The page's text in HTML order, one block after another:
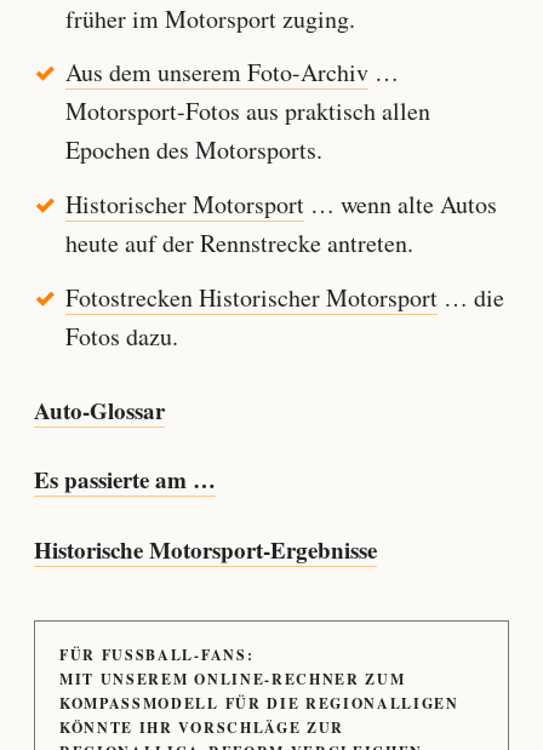
früher im Motorsport zuging.
Aus dem unserem Foto-Archiv…
Motorsport-Fotos aus praktisch allen
Epochen des Motorsports.
Historischer Motorsport… wenn alte Autos
heute auf der Rennstrecke antreten.
Fotostrecken Historischer Motorsport… die
Fotos dazu.
Auto-Glossar
Es passierte am …
Historische Motorsport-Ergebnisse
FÜR FUSSBALL-FANS:
MIT UNSEREM ONLINE-RECHNER ZUM
KOMPASSMODELL FÜR DIE REGIONALLIGEN
KÖNNTE IHR VORSCHLÄGE ZUR